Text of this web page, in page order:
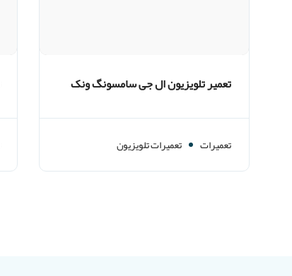
تعمیر تلویزیون ال جی سامسونگ ونک
تعمیرات تعمیرات تلویزیون